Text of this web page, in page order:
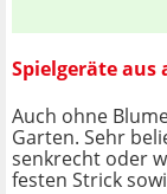
Spielgeräte
Auch ohne
Garten. Sehr
senkrecht oder
festen Strick